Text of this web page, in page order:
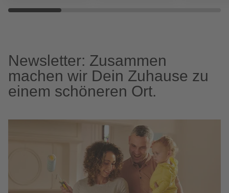
Newsletter: Zusammen
machen wir Dein Zuhause zu
einem schöneren Ort.